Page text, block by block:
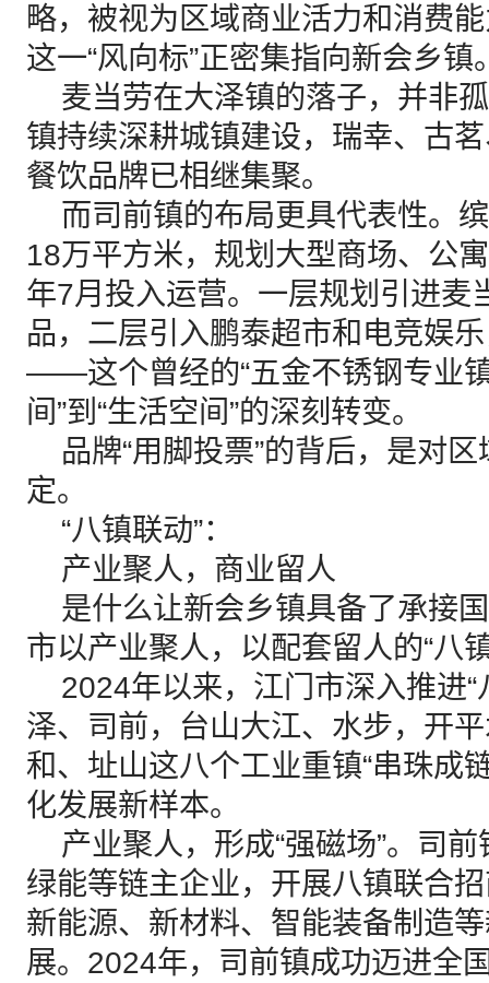
略，被视为区域商业活力和消费
这一“风向标”正密集指向新会乡镇
麦当劳在大泽镇的落子，并非
镇持续深耕城镇建设，瑞幸、古
餐饮品牌已相继集聚。
而司前镇的布局更具代表性。
18万平方米，规划大型商场、公
年7月投入运营。一层规划引进麦
品，二层引入鹏泰超市和电竞娱
——这个曾经的“五金不锈钢专业
间”到“生活空间”的深刻转变。
品牌“用脚投票”的背后，是对
定。
“八镇联动”：
产业聚人，商业留人
是什么让新会乡镇具备了承接
市以产业聚人，以配套留人的“八
2024年以来，江门市深入推进“
泽、司前，台山大江、水步，开
和、址山这八个工业重镇“串珠成
化发展新样本。
产业聚人，形成“强磁场”。司
绿能等链主企业，开展八镇联合
新能源、新材料、智能装备制造
展。2024年，司前镇成功迈进全